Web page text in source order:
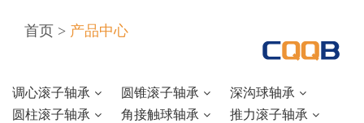
首页 > 产品中心
调心滚子轴承 圆锥滚子轴承
深沟球轴承
圆柱滚子轴承
角接触球轴承
推力滚子轴承